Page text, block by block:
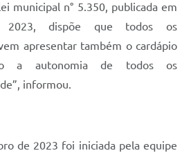
municipal n° 5.350, publicada em
dispõe que todos os
apresentar também o cardápio
a autonomia de todos os
informou.
de 2023 foi iniciada pela equipe